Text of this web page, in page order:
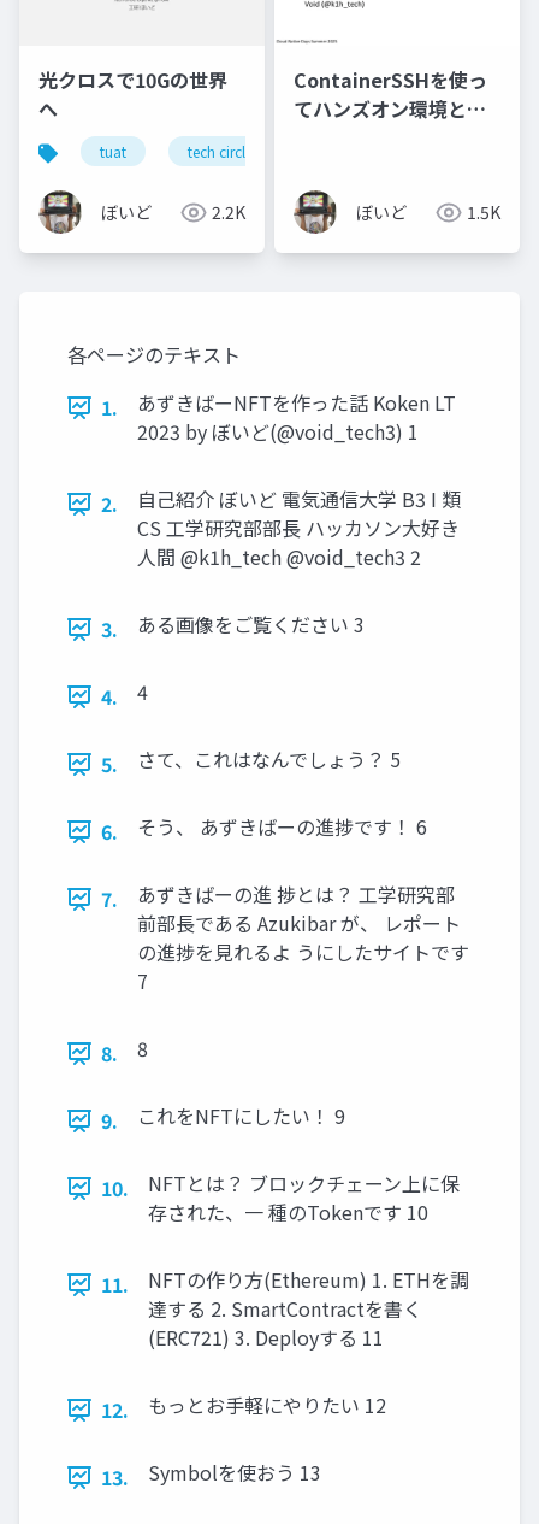
光クロスで10Gの世界
へ
tuat tech circle expo
ぼいど 2.2K
ContainerSSHを使っ
てハンズオン環境とし
ぼいど 1.5K
各ページのテキスト
1.
あずきばーNFTを作った話 Koken LT
2023 by ぼいど(@void_tech3) 1
2.
自己紹介 ぼいど 電気通信大学 B3 I 類
CS 工学研究部部長 ハッカソン大好き
人間 @k1h_tech @void_tech3 2
3. ある画像をご覧ください 3
4. 4
5. さて、これはなんでしょう？ 5
6. そう、 あずきばーの進捗です！ 6
7.
あずきばーの進 捗とは？ 工学研究部
前部長である Azukibar が、 レポート
の進捗を見れるよ うにしたサイトです
7
8. 8
9. これをNFTにしたい！ 9
10.
NFTとは？ ブロックチェーン上に保
存された、一 種のTokenです 10
11.
NFTの作り方(Ethereum) 1. ETHを調
達する 2. SmartContractを書く
(ERC721) 3. Deployする 11
12. もっとお手軽にやりたい 12
13. Symbolを使おう 13